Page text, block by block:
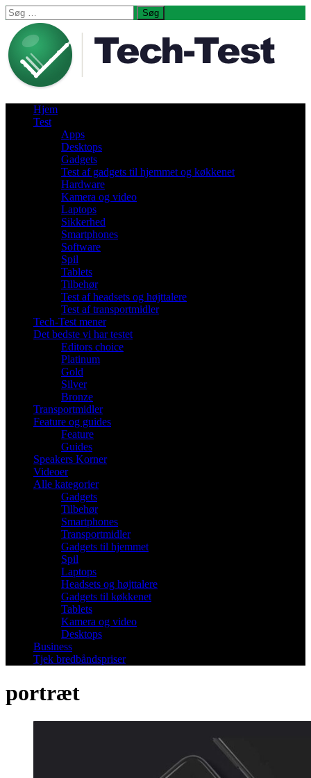
Søg
efter:
Hjem
Test
Apps
Desktops
Gadgets
Test af gadgets til hjemmet og køkkenet
Hardware
Kamera og video
Laptops
Sikkerhed
Smartphones
Software
Spil
Tablets
Tilbehør
Test af headsets og højttalere
Test af transportmidler
Tech-Test mener
Det bedste vi har testet
Editors choice
Platinum
Gold
Silver
Bronze
Transportmidler
Feature og guides
Feature
Guides
Speakers Korner
Videoer
Alle kategorier
Gadgets
Tilbehør
Smartphones
Transportmidler
Gadgets til hjemmet
Spil
Laptops
Headsets og højttalere
Gadgets til køkkenet
Tablets
Kamera og video
Desktops
Business
Tjek bredbåndspriser
portræt